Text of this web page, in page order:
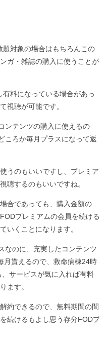
対象の場合はもちろんこの
ガ・雑誌の購入に使うことが
料になっている場合があっ
視聴が可能です。
ンテンツの購入に使えるの
ころか毎月プラスになって返
うのもいいですし、プレミア
聴するのもいいですね。
合であっても、購入金額の
プレミアムの会員を続ける
いくことになります。
なのに、充実したコンテンツ
月貰えるので、救命病棟24時
サービスが気に入れば有料
ます。
約できるので、無料期間の間
続けるもよし思う存分FODプ